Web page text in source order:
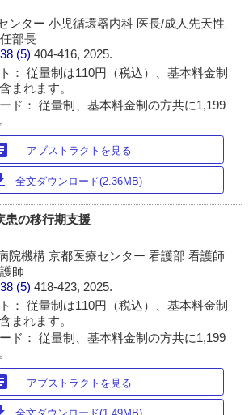
ンター 小児循環器内科 医長/成人先天性
部長
38 (5)404-416, 2025.
： 従量制は110円（税込）、基本料金制
まれます。
ド： 従量制、基本料金制の方共に1,199
アブストラクトを見る
全文ダウンロード(2.36MB)
患の移行期支援
院機構 京都医療センター 看護部 看護師
師
38 (5)418-423, 2025.
： 従量制は110円（税込）、基本料金制
まれます。
ド： 従量制、基本料金制の方共に1,199
アブストラクトを見る